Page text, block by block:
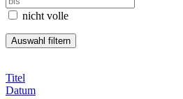
nicht volle
Titel
Datum